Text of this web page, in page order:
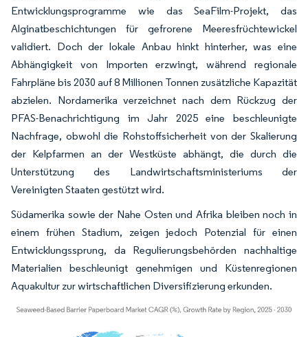
Entwicklungsprogramme wie das SeaFilm-Projekt, das
Alginatbeschichtungen für gefrorene Meeresfrüchtewickel
validiert. Doch der lokale Anbau hinkt hinterher, was eine
Abhängigkeit von Importen erzwingt, während regionale
Fahrpläne bis 2030 auf 8 Millionen Tonnen zusätzliche Kapazität
abzielen. Nordamerika verzeichnet nach dem Rückzug der
PFAS-Benachrichtigung im Jahr 2025 eine beschleunigte
Nachfrage, obwohl die Rohstoffsicherheit von der Skalierung
der Kelpfarmen an der Westküste abhängt, die durch die
Unterstützung des Landwirtschaftsministeriums der
Vereinigten Staaten gestützt wird.
Südamerika sowie der Nahe Osten und Afrika bleiben noch in
einem frühen Stadium, zeigen jedoch Potenzial für einen
Entwicklungssprung, da Regulierungsbehörden nachhaltige
Materialien beschleunigt genehmigen und Küstenregionen
Aquakultur zur wirtschaftlichen Diversifizierung erkunden.